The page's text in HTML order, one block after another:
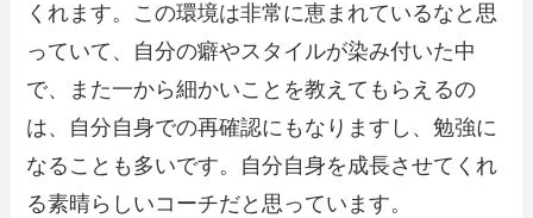
くれます。この環境は非常に恵まれているなと思
っていて、自分の癖やスタイルが染み付いた中
で、また一から細かいことを教えてもらえるの
は、自分自身での再確認にもなりますし、勉強に
なることも多いです。自分自身を成長させてくれ
る素晴らしいコーチだと思っています。